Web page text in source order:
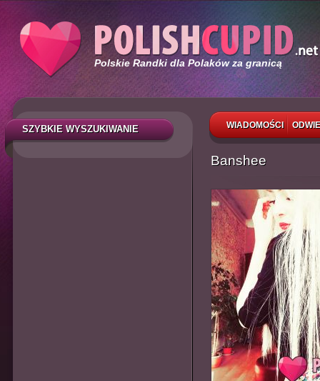
Polskie Randki dla Polaków za granicą
WIADOMOŚCI
SZYBKIE WYSZUKIWANIE
Banshee